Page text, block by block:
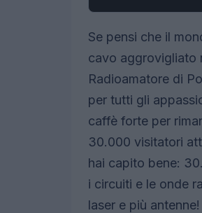
Se pensi che il
cavo aggrovigliato
Radioamatore di
per tutti gli
caffè forte per
30.000 visitatori
hai capito bene:
i circuiti e le onde
laser e più antenne!